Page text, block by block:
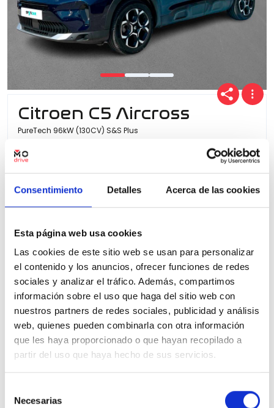
Consentimiento Detalles Acerca de las cookies
Esta página web usa cookies
Las cookies de este sitio web se usan para personalizar
el contenido y los anuncios, ofrecer funciones de redes
sociales y analizar el tráfico. Además, compartimos
información sobre el uso que haga del sitio web con
nuestros partners de redes sociales, publicidad y análisis
web, quienes pueden combinarla con otra información
que les haya proporcionado o que hayan recopilado a
partir del uso que haya hecho de sus servicios.
Necesarias
Citroen C5 Aircross
PureTech 96kW (130CV) S&S Plus
14.300 Kms
17.100€ Desde 266,20€/mes
Precio al contado: 18.700 €
Ver ficha
100% Online